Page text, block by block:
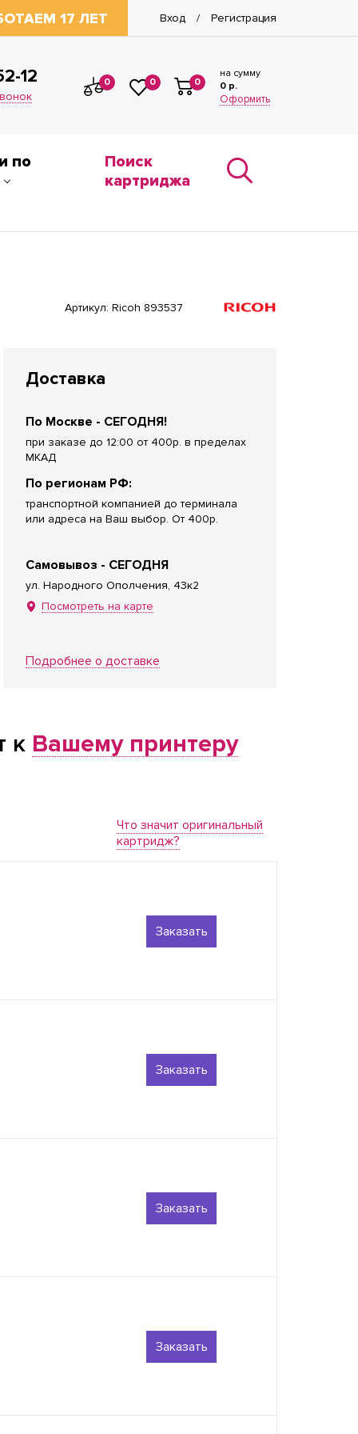
17 ЛЕТ Вход / Регистрация
12 0 0 0
на сумму
0 р.
Оформить
по
Поиск
картриджа
Артикул: Ricoh 893537
Доставка
По Москве - СЕГОДНЯ!
при заказе до 12:00 от 400р. в пределах
МКАД
По регионам РФ:
транспортной компанией до терминала
или адреса на Ваш выбор. От 400р.
Самовывоз - СЕГОДНЯ
ул. Народного Ополчения, 43к2
Посмотреть на карте
Подробнее о доставке
к Вашему принтеру
Что значит оригинальный
картридж?
Заказать
Заказать
Заказать
Заказать